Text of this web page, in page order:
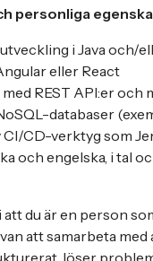
personliga
i Java och/
eller React
REST API:er
databaser
CD-verktyg som
och engelska, i tal
du är en person
att samarbeta
löser